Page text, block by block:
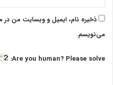
پرویز ثابتی به گواه کارگزاران رژیم
شماره ۲ ساواک و البته می‌توان
دانست. ثابتی همه‌کاره ساواک
را از همه ربوده بود. راهبرد وی
ذخیره نام، ایمیل و وبسایت من در
می‌نویسم.
Are you human? Please solve: